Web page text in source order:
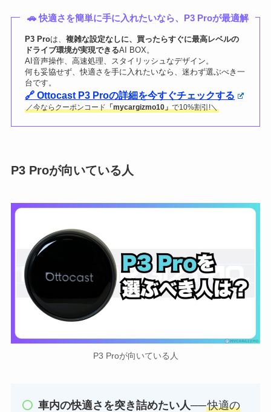
🚗 快適さを簡単に手に入れたいなら、P3 Proが最適解
P3 Proは、複雑な設定なしに、買ったらすぐに最高レベルの
ドライブ環境が実現できるAI BOX。
AI音声操作、高速処理、スタイリッシュなデザイン。
何も妥協せず、快適さを手に入れたいなら、迷わず選ぶべき一
台です。
🔗 Ottocast P3 Proの詳細を今すぐチェックする
／今ならクーポンコード「mycargizmo10」で10%割引!＼
P3 Proが向いている人
P3 Proが向いている人
車内の快適さを突き詰めたい人──快適の